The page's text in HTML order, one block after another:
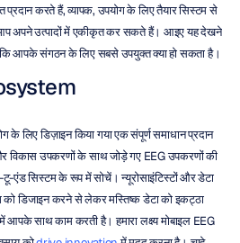
प्रदान करते हैं, व्यापक, उपयोग के लिए तैयार सिस्टम से
अपने उत्पादों में एकीकृत कर सकते हैं। आइए यह देखने
कि आपके संगठन के लिए सबसे उपयुक्त क्या हो सकता है।
के लिए डिज़ाइन किया गया एक संपूर्ण समाधान प्रदान
विकास उपकरणों के साथ जोड़े गए EEG उपकरणों की
एंड सिस्टम के रूप में सोचें। न्यूरोसाइंटिस्टों और डेटा
को डिजाइन करने से लेकर मस्तिष्क डेटा को इकट्ठा
साथ काम करती है। हमारा लक्ष्य मोबाइल EEG